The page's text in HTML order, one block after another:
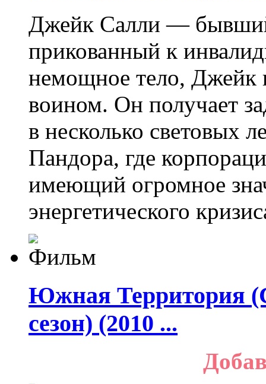
Джейк Салли —
прикованный к
немощное тело, Джейк
воином. Он получает
в несколько световых
Пандора, где
имеющий огромное
энергетического
Южная Территория
сезон) (2010 ...